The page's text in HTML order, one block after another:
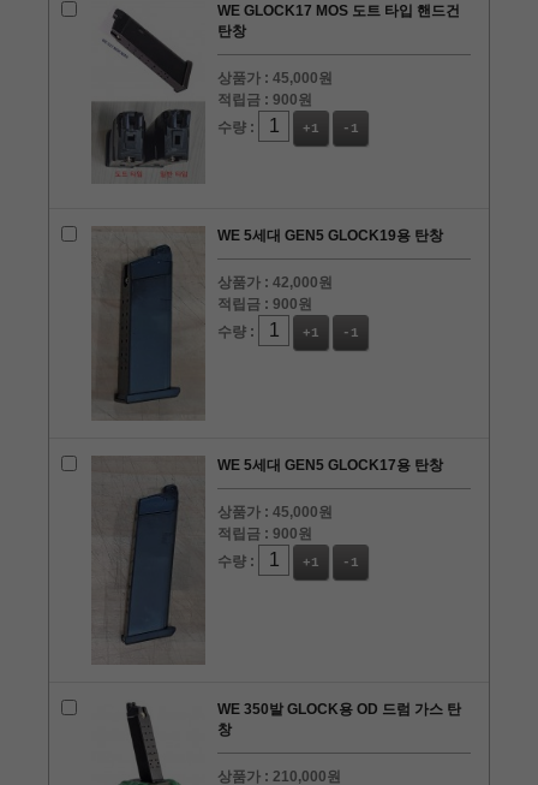
WE GLOCK17 MOS 도트 타입 핸드건
탄창
상품가 :45,000원
적립금 :900원
수량 :
+1 -1
WE 5세대 GEN5 GLOCK19용 탄창
상품가 :42,000원
적립금 :900원
수량 :
+1 -1
WE 5세대 GEN5 GLOCK17용 탄창
상품가 :45,000원
적립금 :900원
수량 :
+1 -1
WE 350발 GLOCK용 OD 드럼 가스 탄
창
상품가 :210,000원